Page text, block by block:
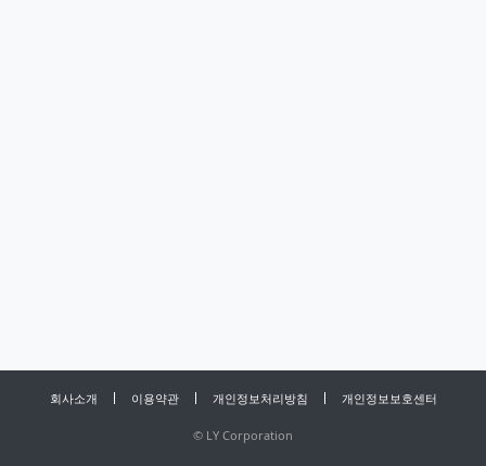
회사소개 이용약관 개인정보처리방침 개인정보보호센터
© LY Corporation